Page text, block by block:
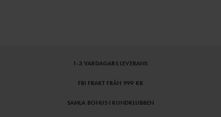
1-3 VARDAGARS LEVERANS
FRI FRAKT FRÅN 999 KR
SAMLA BONUS I KUNDKLUBBEN